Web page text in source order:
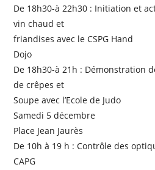
De 18h30-à 22h30 : Initiation et
vin chaud et
friandises avec le CSPG Hand
Dojo
De 18h30-à 21h : Démonstration
de crêpes et
Soupe avec l’Ecole de Judo
Samedi 5 décembre
Place Jean Jaurès
De 10h à 19 h : Contrôle des
CAPG